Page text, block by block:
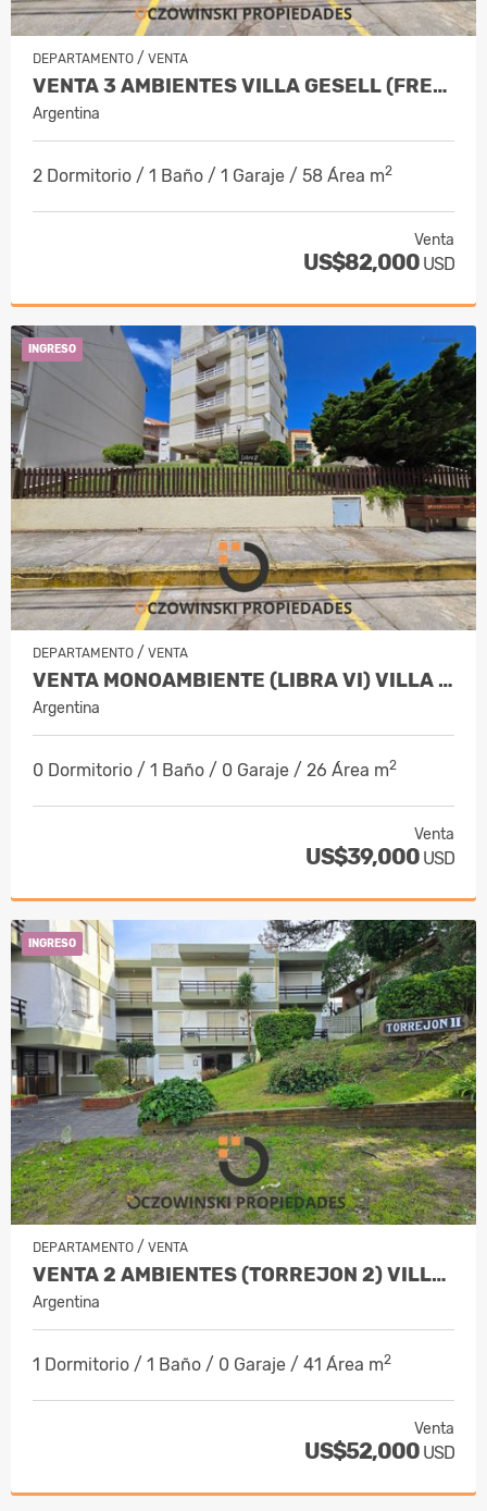
DEPARTAMENTO / VENTA
VENTA 3 AMBIENTES VILLA GESELL (FRENTE AL MAR)
Argentina
2 Dormitorio / 1 Baño / 1 Garaje / 58 Área m2
Venta
US$82,000 USD
INGRESO
DEPARTAMENTO / VENTA
VENTA MONOAMBIENTE (LIBRA VI) VILLA GESELL, CENTRO
Argentina
0 Dormitorio / 1 Baño / 0 Garaje / 26 Área m2
Venta
US$39,000 USD
INGRESO
DEPARTAMENTO / VENTA
VENTA 2 AMBIENTES (TORREJON 2) VILLA GESELL
Argentina
1 Dormitorio / 1 Baño / 0 Garaje / 41 Área m2
Venta
US$52,000 USD